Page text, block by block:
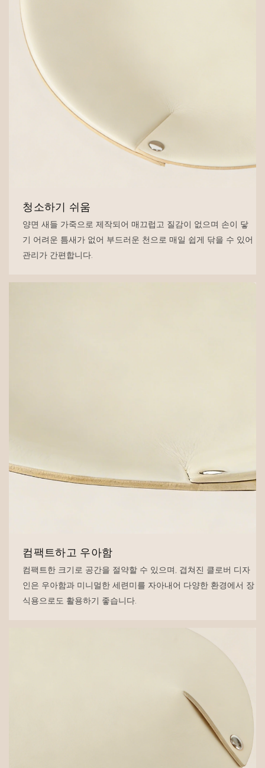
청소하기 쉬움
양면 새들 가죽으로 제작되어 매끄럽고 질감이 없으며 손이 닿
기 어려운 틈새가 없어 부드러운 천으로 매일 쉽게 닦을 수 있어
관리가 간편합니다.
컴팩트하고 우아함
컴팩트한 크기로 공간을 절약할 수 있으며, 겹쳐진 클로버 디자
인은 우아함과 미니멀한 세련미를 자아내어 다양한 환경에서 장
식용으로도 활용하기 좋습니다.